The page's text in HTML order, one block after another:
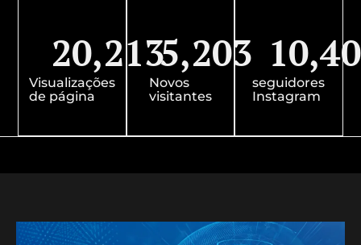
Visualizações
de página
20,213
Novos
visitantes
5,203
seguidores
Instagram